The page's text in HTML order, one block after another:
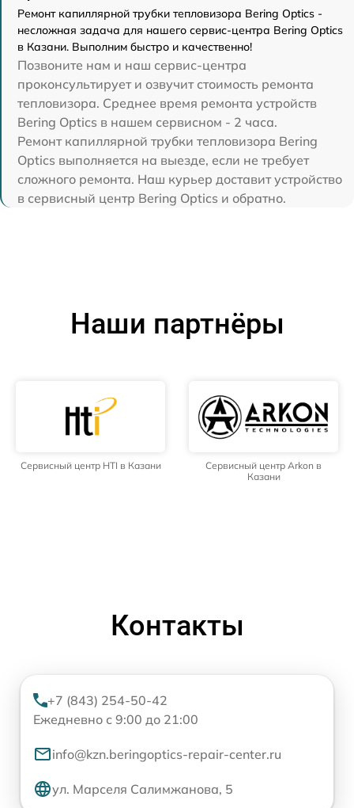
Ремонт капиллярной трубки тепловизора Bering Optics -
несложная задача для нашего сервис-центра Bering Optics
в Казани. Выполним быстро и качественно!
Позвоните нам и наш сервис-центра
проконсультирует и озвучит стоимость ремонта
тепловизора. Среднее время ремонта устройств
Bering Optics в нашем сервисном - 2 часа.
Ремонт капиллярной трубки тепловизора Bering
Optics выполняется на выезде, если не требует
сложного ремонта. Наш курьер доставит устройство
в сервисный центр Bering Optics и обратно.
Наши партнёры
Сервисный центр HTI в Казани
Сервисный центр Arkon в
Казани
Контакты
+7 (843) 254-50-42
Ежедневно с 9:00 до 21:00
info@kzn.beringoptics-repair-center.ru
ул. Марселя Салимжанова, 5